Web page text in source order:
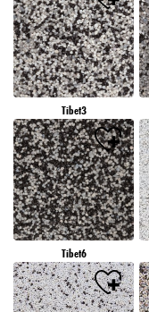
Tibet3
Tibet6